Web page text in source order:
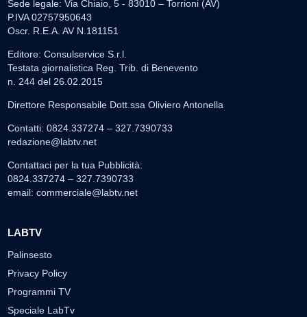
Sede legale: Via Chiaio, 5 - 83010 – Torrioni (AV)
P.IVA 02757950643
Oscr. R.E.A. AV N.181151
Editore: Consulservice S.r.l.
Testata giornalistica Reg. Trib. di Benevento
n. 244 del 26.02.2015
Direttore Responsabile Dott.ssa Oliviero Antonella
Contatti: 0824.337274 – 327.7390733
redazione@labtv.net
Contattaci per la tua Pubblicità:
0824.337274 – 327.7390733
email: commerciale@labtv.net
LABTV
Palinsesto
Privacy Policy
Programmi TV
Speciale LabTv